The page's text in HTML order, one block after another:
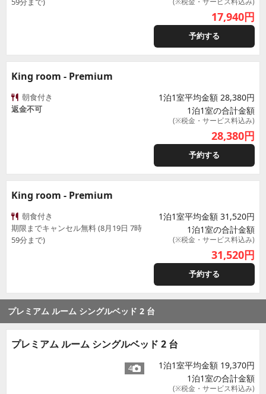
17,940円
予約する
King room - Premium
朝食付き
返金不可
1泊1室平均金額 28,380円
1泊1室の合計金額
(※税金・サービス料込み)
28,380円
予約する
King room - Premium
朝食付き
期限までキャンセル無料 (8月19日 7時
59分まで)
1泊1室平均金額 31,520円
1泊1室の合計金額
(※税金・サービス料込み)
31,520円
予約する
プレミアム ルーム シングルベッド 2 台
プレミアム ルーム シングルベッド 2 台
4
1泊1室平均金額 19,370円
1泊1室の合計金額
(※税金・サービス料込み)